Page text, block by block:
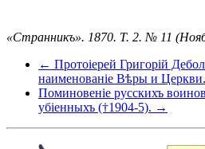
«Странникъ». 1870. Т. 2. № 11
← Протоіерей Григорій
наименованіе Вѣры и Церкви.
Поминовеніе русскихъ
убіенныхъ (†1904-5). →